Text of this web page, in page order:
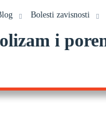
Bolesti zavisnosti
i